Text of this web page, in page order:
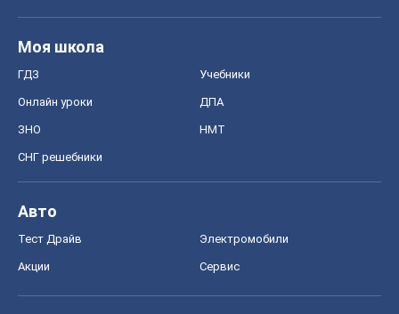
Моя школа
ГДЗ Учебники
Онлайн уроки ДПА
ЗНО НМТ
СНГ решебники
Авто
Тест Драйв Электромобили
Акции Сервис